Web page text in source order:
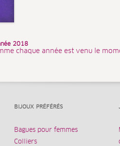
2018
chaque année est venu le
BIJOUX PRÉFÉRÉS
Bagues pour femmes
Colliers